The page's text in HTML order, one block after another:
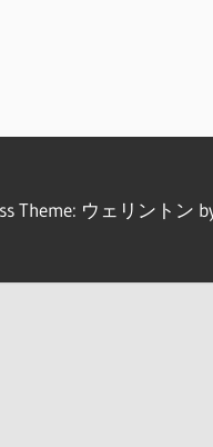
Theme: ウェリントン